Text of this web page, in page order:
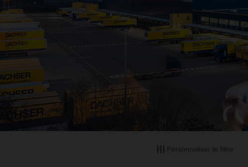
Personnaliser le filtre